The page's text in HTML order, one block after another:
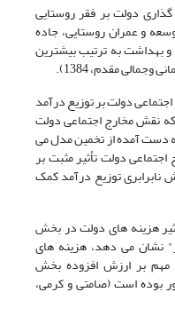
دولت بر فقر روستایی
و عمران روستایی، جاده
بهداشت به ترتیب بیشترین
مقدم، 1384).
دولت بر توزیع درآمد
که نقش مخارج اجتماعی دولت
دست آمده از تخمین مدل می
اجتماعی دولت تأثیر مثبت بر
نابرابری توزیع درآمد کمک
هزینه های دولت در بخش
نشان می دهد، هزینه های
مهم بر ارزش افزوده بخش
بوده است (صامتی و کرمی،